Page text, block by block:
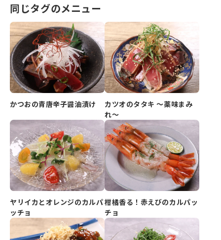
同じタグのメニュー
かつおの青唐辛子醤油漬け
カツオのタタキ ～薬味まみ
れ～
ヤリイカとオレンジのカルパ
ッチョ
柑橘香る！赤えびのカルパッ
チョ